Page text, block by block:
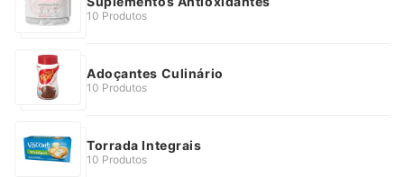
10 Produtos
Adoçantes Culinário
10 Produtos
Torrada Integrais
10 Produtos